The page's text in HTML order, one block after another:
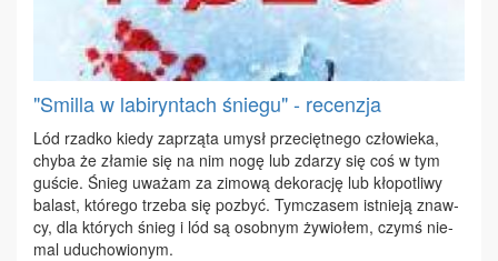
"Smilla w labiryntach śniegu" - recenzja
Lód rzad­ko kie­dy za­przą­ta umysł prze­cięt­ne­go czło­wie­ka,
chy­ba że zła­mie się na nim no­gę lub zda­rzy się coś w tym
gu­ście. Śnieg uwa­żam za zi­mo­wą de­ko­ra­cję lub kło­po­tli­wy
ba­last, któ­re­go trze­ba się po­zbyć. Tym­cza­sem ist­nie­ją znaw­
cy, dla któ­rych śnieg i lód są osob­nym ży­wio­łem, czymś nie­
mal udu­cho­wio­nym.